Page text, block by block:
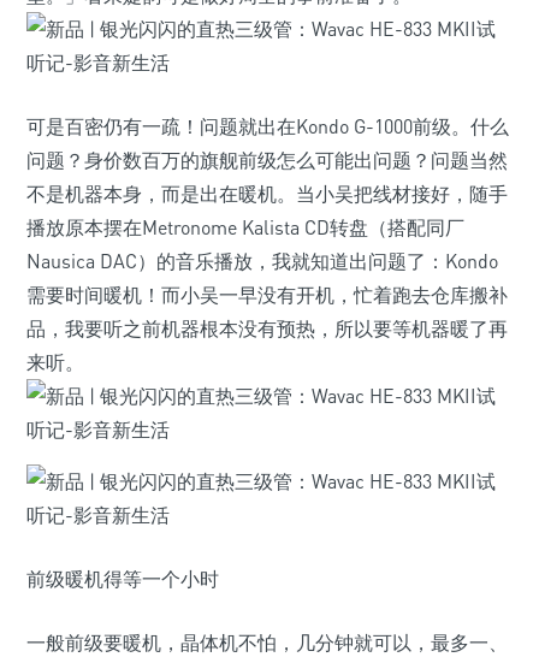
可是百密仍有一疏！问题就出在Kondo G-1000前级。什么
问题？身价数百万的旗舰前级怎么可能出问题？问题当然
不是机器本身，而是出在暖机。当小吴把线材接好，随手
播放原本摆在Metronome Kalista CD转盘（搭配同厂
Nausica DAC）的音乐播放，我就知道出问题了：Kondo
需要时间暖机！而小吴一早没有开机，忙着跑去仓库搬补
品，我要听之前机器根本没有预热，所以要等机器暖了再
来听。
前级暖机得等一个小时
一般前级要暖机，晶体机不怕，几分钟就可以，最多一、